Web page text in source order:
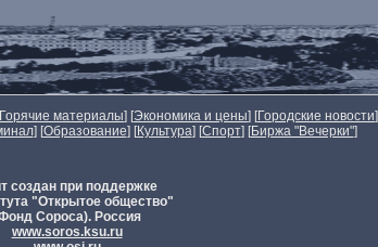
Горячие материалы] [Экономика и цены] [Городские новости]
] [Образование] [Культура] [Спорт] [Биржа "Вечерки"]
создан при поддержке
"Открытое общество"
Сороса). Россия
www.soros.ksu.ru